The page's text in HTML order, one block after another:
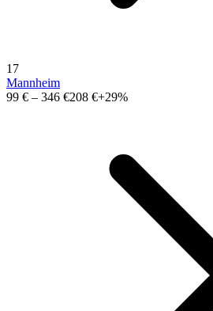
17
Mannheim
99 € – 346 €208 €+29%